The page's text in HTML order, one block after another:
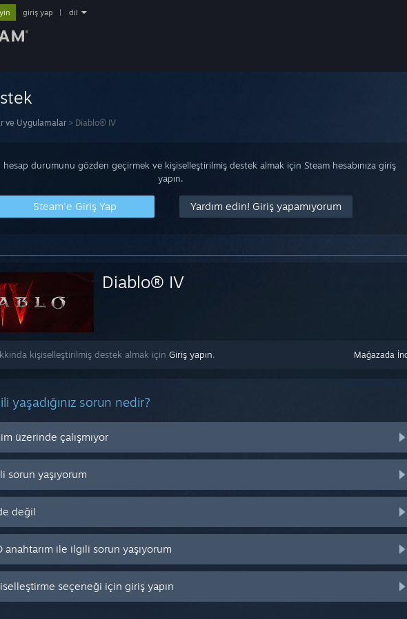
giriş yap dil
ve Uygulamalar > Diablo® IV
hesap durumunu gözden geçirmek ve kişiselleştirilmiş destek almak için Steam hesabınıza giriş
yapın.
Steam'e Giriş Yap Yardım edin! Giriş yapamıyorum
Diablo® IV
Mağazada
kişiselleştirilmiş destek almak için Giriş yapın.
yaşadığınız sorun nedir?
üzerinde çalışmıyor
sorun yaşıyorum
değil
anahtarım ile ilgili sorun yaşıyorum
seçeneği için giriş yapın